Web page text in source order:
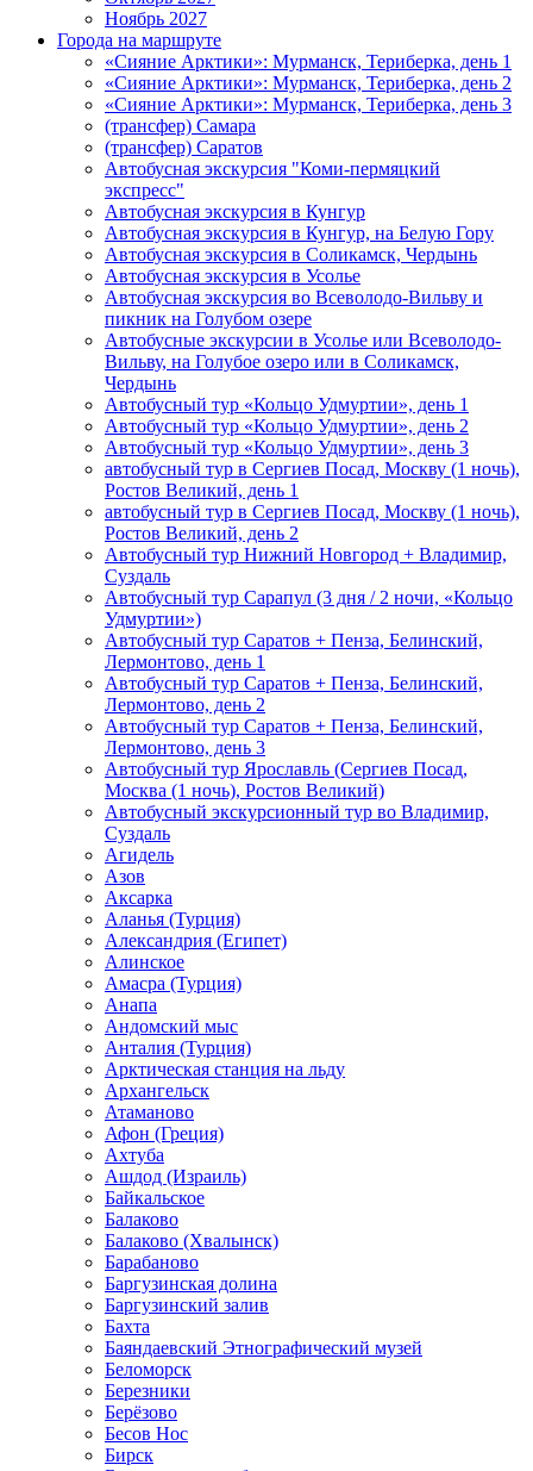
Ноябрь 2027
Города на маршруте
«Сияние Арктики»: Мурманск, Териберка, день 1
«Сияние Арктики»: Мурманск, Териберка, день 2
«Сияние Арктики»: Мурманск, Териберка, день 3
(трансфер) Самара
(трансфер) Саратов
Автобусная экскурсия "Коми-пермяцкий
экспресс"
Автобусная экскурсия в Кунгур
Автобусная экскурсия в Кунгур, на Белую Гору
Автобусная экскурсия в Соликамск, Чердынь
Автобусная экскурсия в Усолье
Автобусная экскурсия во Всеволодо-Вильву и
пикник на Голубом озере
Автобусные экскурсии в Усолье или Всеволодо-
Вильву, на Голубое озеро или в Соликамск,
Чердынь
Автобусный тур «Кольцо Удмуртии», день 1
Автобусный тур «Кольцо Удмуртии», день 2
Автобусный тур «Кольцо Удмуртии», день 3
автобусный тур в Сергиев Посад, Москву (1 ночь),
Ростов Великий, день 1
автобусный тур в Сергиев Посад, Москву (1 ночь),
Ростов Великий, день 2
Автобусный тур Нижний Новгород + Владимир,
Суздаль
Автобусный тур Сарапул (3 дня / 2 ночи, «Кольцо
Удмуртии»)
Автобусный тур Саратов + Пенза, Белинский,
Лермонтово, день 1
Автобусный тур Саратов + Пенза, Белинский,
Лермонтово, день 2
Автобусный тур Саратов + Пенза, Белинский,
Лермонтово, день 3
Автобусный тур Ярославль (Сергиев Посад,
Москва (1 ночь), Ростов Великий)
Автобусный экскурсионный тур во Владимир,
Суздаль
Агидель
Азов
Аксарка
Аланья (Турция)
Александрия (Египет)
Алинское
Амасра (Турция)
Анапа
Андомский мыс
Анталия (Турция)
Арктическая станция на льду
Архангельск
Атаманово
Афон (Греция)
Ахтуба
Ашдод (Израиль)
Байкальское
Балаково
Балаково (Хвалынск)
Барабаново
Баргузинская долина
Баргузинский залив
Бахта
Баяндаевский Этнографический музей
Беломорск
Березники
Берёзово
Бесов Нос
Бирск